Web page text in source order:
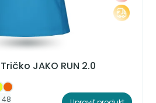
JAKO RUN 2.0
48